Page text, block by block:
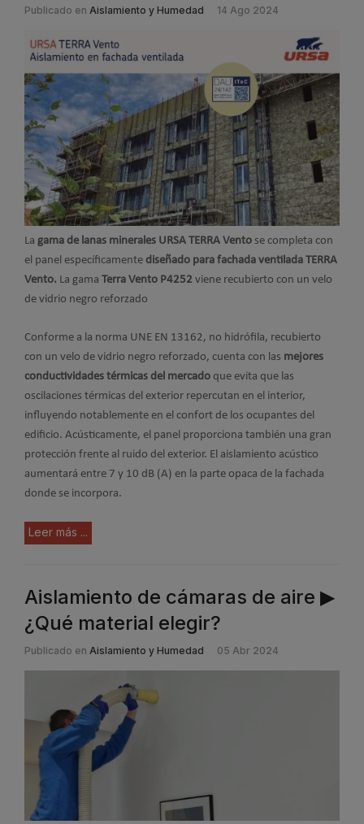
Publicado en Aislamiento y Humedad 14 Ago 2024
La gama de lanas minerales URSA TERRA Vento se completa con
el panel específicamente diseñado para fachada ventilada TERRA
Vento. La gama Terra Vento P4252 viene recubierto con un velo
de vidrio negro reforzado
Conforme a la norma UNE EN 13162, no hidrófila, recubierto
con un velo de vidrio negro reforzado, cuenta con las mejores
conductividades térmicas del mercado que evita que las
oscilaciones térmicas del exterior repercutan en el interior,
influyendo notablemente en el confort de los ocupantes del
edificio. Acústicamente, el panel proporciona también una gran
protección frente al ruido del exterior. El aislamiento acústico
aumentará entre 7 y 10 dB (A) en la parte opaca de la fachada
donde se incorpora.
Leer más ...
Aislamiento de cámaras de aire ▶
¿Qué material elegir?
Publicado en Aislamiento y Humedad 05 Abr 2024